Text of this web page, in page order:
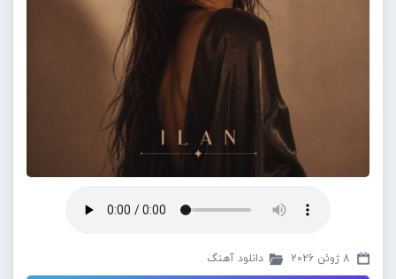
8 ژوئن 2026 دانلود آهنگ